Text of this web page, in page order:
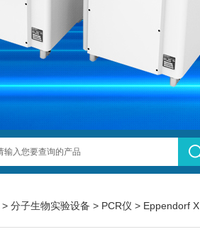
> 分子生物实验设备 > PCR仪 > Eppendorf X50ABI三槽梯度PCR仪ProFlex 3x32